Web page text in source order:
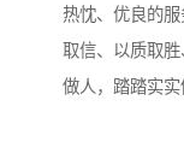
热忱、优良的
取信、以质取
做人，踏踏实实